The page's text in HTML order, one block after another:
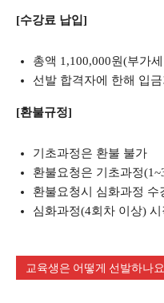
[수강료 납입]
총액 1,100,000원(부가
선발 합격자에 한해 입
[환불규정]
기초과정은 환불 불가
환불요청은 기초과정
환불요청시 심화과정 수
심화과정(4회차 이상)
교육생은 어떻게 선발하나